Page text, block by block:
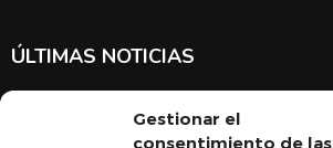
Gestionar el
consentimiento de las
ÚLTIMAS NOTICIAS
noticias en cuanto a medicina y el COMBU